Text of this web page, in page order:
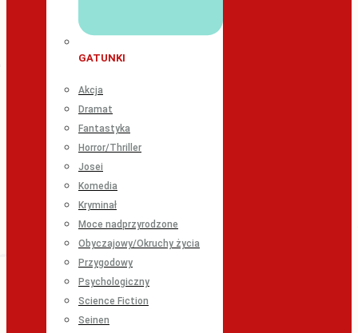
GATUNKI
Akcja
Dramat
Fantastyka
Horror/Thriller
Josei
Komedia
Kryminał
Moce nadprzyrodzone
Obyczajowy/Okruchy życia
Przygodowy
Psychologiczny
Science Fiction
Seinen